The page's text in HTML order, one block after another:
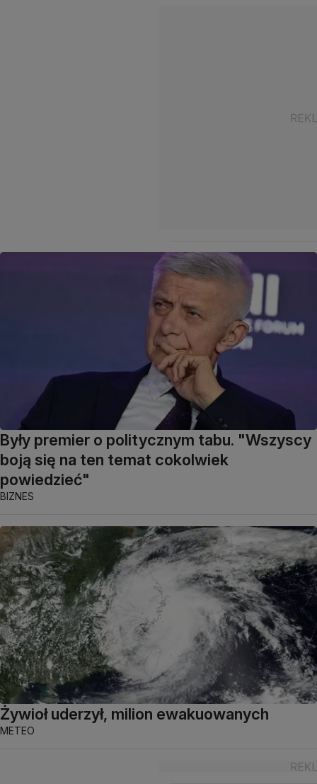
Były premier o politycznym tabu. "Wszyscy
boją się na ten temat cokolwiek
powiedzieć"
BIZNES
Żywioł uderzył, milion ewakuowanych
METEO